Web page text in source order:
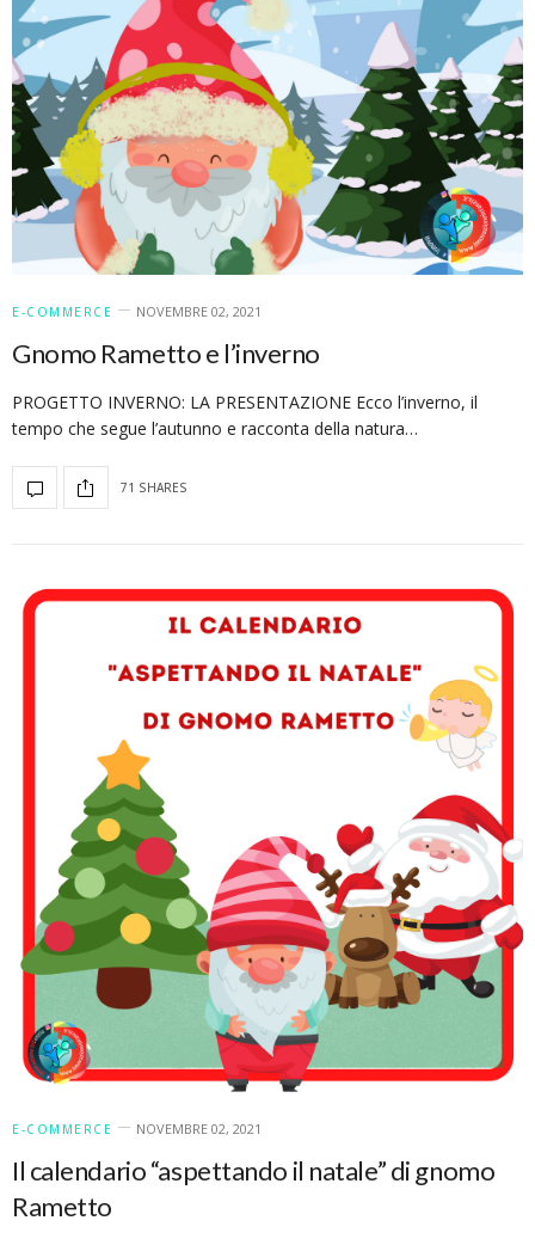
E-COMMERCE NOVEMBRE 02, 2021
Gnomo Rametto e l’inverno
PROGETTO INVERNO: LA PRESENTAZIONE Ecco l’inverno, il
tempo che segue l’autunno e racconta della natura…
71 SHARES
E-COMMERCE NOVEMBRE 02, 2021
Il calendario “aspettando il natale” di gnomo
Rametto